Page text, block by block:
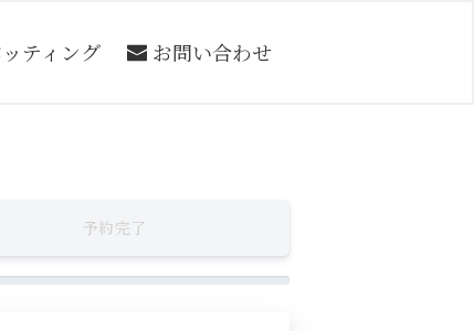
ティング お問い合わせ
予約完了